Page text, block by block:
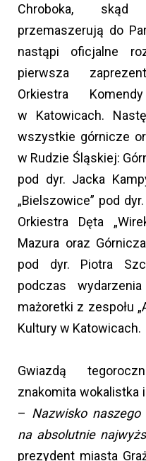
Chroboka, skąd
przemaszerują do
nastąpi oficjalne
pierwsza
Orkiestra
w Katowicach.
wszystkie górnicze
w Rudzie Śląskiej:
pod dyr. Jacka
„Bielszowice” pod
Orkiestra Dęta
Mazura oraz
pod dyr. Piotra
podczas
mażoretki z zespołu
Kultury w Katowicach.
Gwiazdą
znakomita wokalistka
– Nazwisko
na absolutnie
prezydent miasta